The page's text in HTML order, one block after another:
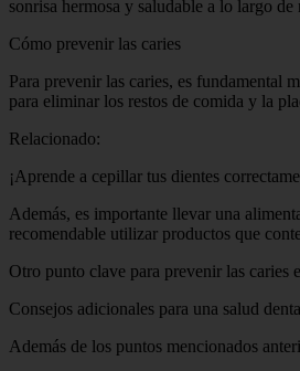
sonrisa hermosa y saludable a lo largo de
Cómo prevenir las caries
Para prevenir las caries, es fundamental
para eliminar los restos de comida y la
Relacionado:
¡Aprende a cepillar tus dientes
Además, es importante llevar una
recomendable utilizar productos que
Otro punto clave para prevenir las caries
Consejos adicionales para una salud
Además de los puntos mencionados